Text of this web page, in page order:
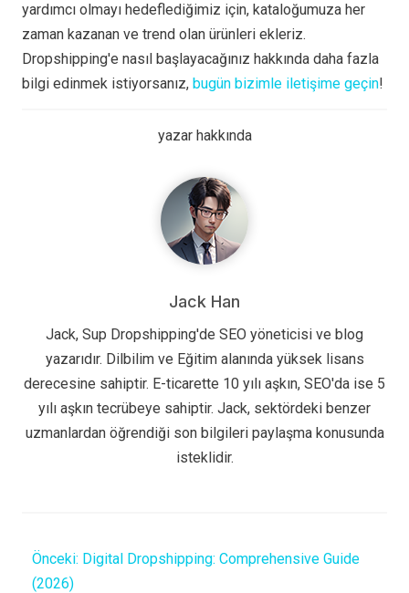
yardımcı olmayı hedeflediğimiz için, kataloğumuza her
zaman kazanan ve trend olan ürünleri ekleriz.
Dropshipping'e nasıl başlayacağınız hakkında daha fazla
bilgi edinmek istiyorsanız, bugün bizimle iletişime geçin!
yazar hakkında
Jack Han
Jack, Sup Dropshipping'de SEO yöneticisi ve blog
yazarıdır. Dilbilim ve Eğitim alanında yüksek lisans
derecesine sahiptir. E-ticarette 10 yılı aşkın, SEO'da ise 5
yılı aşkın tecrübeye sahiptir. Jack, sektördeki benzer
uzmanlardan öğrendiği son bilgileri paylaşma konusunda
isteklidir.
Önceki: ​​Digital Dropshipping: Comprehensive Guide
(2026)